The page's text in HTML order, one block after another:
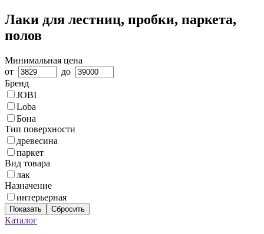
Лаки для лестниц, пробки, паркета,
полов
Минимальная цена
от
до
Бренд
JOBI
Loba
Бона
Тип поверхности
древесина
паркет
Вид товара
лак
Назначение
интерьерная
Показать Сбросить
Каталог